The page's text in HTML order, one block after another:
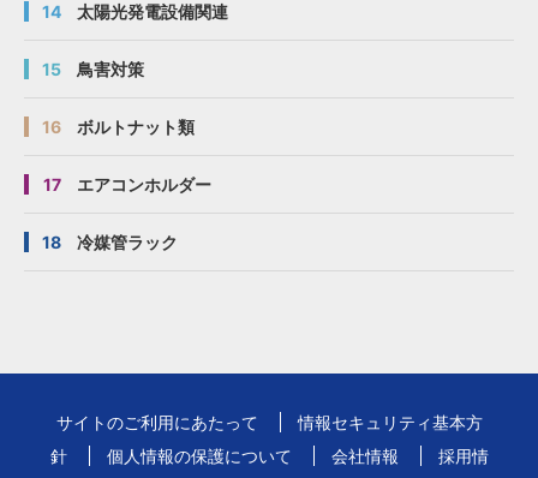
14 太陽光発電設備関連
15 鳥害対策
16 ボルトナット類
17 エアコンホルダー
18 冷媒管ラック
サイトのご利用にあたって
情報セキュリティ基本方
針
個人情報の保護について 会社情報 採用情